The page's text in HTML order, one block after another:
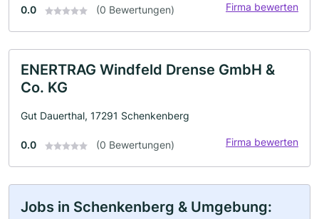
0.0 (0 Bewertungen) Firma bewerten
ENERTRAG Windfeld Drense GmbH &
Co. KG
Gut Dauerthal, 17291 Schenkenberg
0.0 (0 Bewertungen) Firma bewerten
Jobs in Schenkenberg & Umgebung: